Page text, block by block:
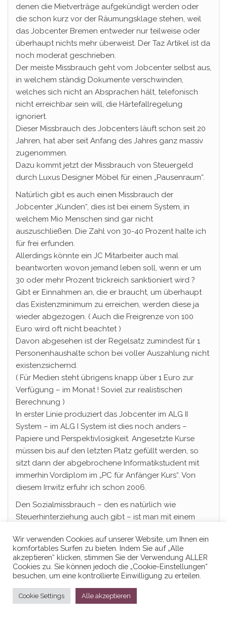
denen die Mietverträge aufgekündigt werden oder
die schon kurz vor der Räumungsklage stehen, weil
das Jobcenter Bremen entweder nur teilweise oder
überhaupt nichts mehr überweist. Der Taz Artikel ist da
noch moderat geschrieben.
Der meiste Missbrauch geht vom Jobcenter selbst aus,
in welchem ständig Dokumente verschwinden,
welches sich nicht an Absprachen hält, telefonisch
nicht erreichbar sein will, die Härtefallregelung
ignoriert.
Dieser Missbrauch des Jobcenters läuft schon seit 20
Jahren, hat aber seit Anfang des Jahres ganz massiv
zugenommen.
Dazu kommt jetzt der Missbrauch von Steuergeld
durch Luxus Designer Möbel für einen „Pausenraum“.
Natürlich gibt es auch einen Missbrauch der
Jobcenter „Kunden“, dies ist bei einem System, in
welchem Mio Menschen sind gar nicht
auszuschließen. Die Zahl von 30-40 Prozent halte ich
für frei erfunden.
Allerdings könnte ein JC Mitarbeiter auch mal
beantworten wovon jemand leben soll, wenn er um
30 oder mehr Prozent trickreich sanktioniert wird ?
Gibt er Einnahmen an, die er braucht, um überhaupt
das Existenzminimum zu erreichen, werden diese ja
wieder abgezogen. ( Auch die Freigrenze von 100
Euro wird oft nicht beachtet )
Davon abgesehen ist der Regelsatz zumindest für 1
Personenhaushalte schon bei voller Auszahlung nicht
existenzsichernd.
( Für Medien steht übrigens knapp über 1 Euro zur
Verfügung – im Monat ! Soviel zur realistischen
Berechnung )
In erster Linie produziert das Jobcenter im ALG II
System – im ALG I System ist dies noch anders –
Papiere und Perspektivlosigkeit. Angesetzte Kurse
müssen bis auf den letzten Platz gefüllt werden, so
sitzt dann der abgebrochene Informatikstudent mit
immerhin Vordiplom im „PC für Anfänger Kurs“. Von
diesem Irrwitz erfuhr ich schon 2006.
Den Sozialmissbrauch – den es natürlich wie
Steuerhinterziehung auch gibt – ist man mit einem
Spur als noch z.B. 2004, aber die Quote von über
einem Drittel ist frei erfunden und nicht realistisch. Es
sei denn man rechnet kleinste Nebeneinnahmen dazu,
die nur dazu dienen die Kosten auszugleichen, die
das Jobcenter nicht übernimmt, die aber für ein Leben
auf niedrigstem Niveau notwendig sind.
Wir verwenden Cookies auf unserer Website, um Ihnen ein
komfortables Surfen zu bieten. Indem Sie auf „Alle
akzeptieren“ klicken, stimmen Sie der Verwendung ALLER
Cookies zu. Sie können jedoch die „Cookie-Einstellungen“
besuchen, um eine kontrollierte Einwilligung zu erteilen.
Cookie Settings Alle akzeptieren